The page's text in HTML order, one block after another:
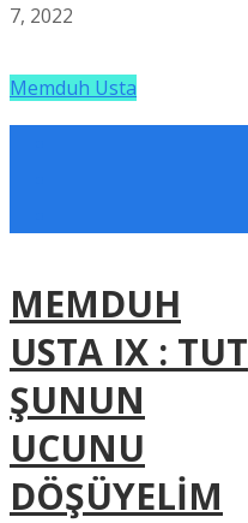
7, 2022
Memduh Usta
MEMDUH
USTA IX : TUT
ŞUNUN
UCUNU
DÖŞÜYELİM